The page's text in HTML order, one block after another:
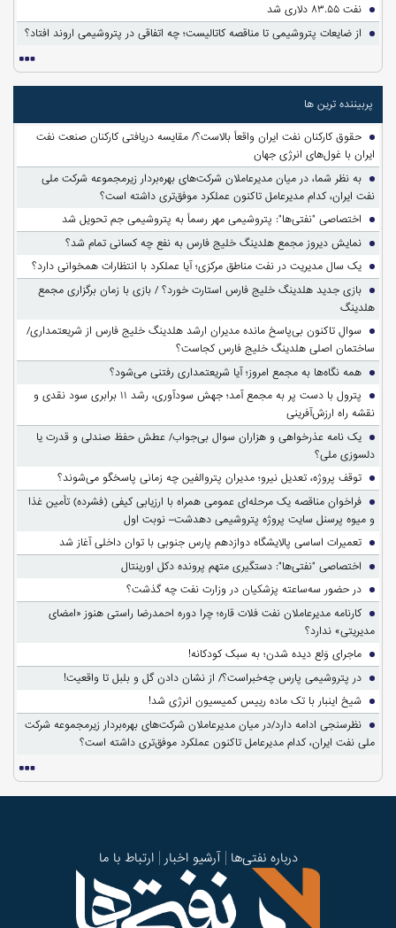
نفت ۸۳.۵۵ دلاری شد
از ضایعات پتروشیمی تا مناقصه کاتالیست؛ چه اتفاقی در پتروشیمی اروند افتاد؟
پربیننده ترین ها
حقوق کارکنان نفت ایران واقعاً بالاست؟/ مقایسه دریافتی کارکنان صنعت نفت
ایران با غول‌های انرژی جهان
به نظر شما، در میان مدیرعاملان شرکت‌های بهره‌بردار زیرمجموعه شرکت ملی
نفت ایران، کدام مدیرعامل تاکنون عملکرد موفق‌تری داشته است؟
اختصاصی "نفتی‌ها": پتروشیمی مهر رسماً به پتروشیمی جم تحویل شد
نمایش دیروز مجمع هلدینگ خلیج فارس به نفع چه کسانی تمام شد؟
یک سال مدیریت در نفت مناطق مرکزی؛ آیا عملکرد با انتظارات همخوانی دارد؟
بازی جدید هلدینگ خلیج فارس استارت خورد؟ / بازی با زمان برگزاری مجمع
هلدینگ
سوالِ تاکنون بی‌پاسخ مانده مدیران ارشد هلدینگ خلیج فارس از شریعتمداری/
ساختمان اصلی هلدینگ خلیج فارس کجاست؟
همه نگاه‌ها به مجمع امروز؛ آیا شریعتمداری رفتنی می‌شود؟
پترول با دست پر به مجمع آمد؛ جهش سودآوری، رشد ۱۱ برابری سود نقدی و
نقشه راه ارزش‌آفرینی
یک نامه عذرخواهی و هزاران سوال بی‌جواب/ عطش حفظ صندلی و قدرت یا
دلسوزی ملی؟
توقف پروژه، تعدیل نیرو؛ مدیران پتروالفین چه زمانی پاسخگو می‌شوند؟
فراخوان مناقصه یک مرحله‌ای عمومی همراه با ارزیابی کیفی (فشرده) تأمین غذا
و میوه پرسنل سایت پروژه پتروشیمی دهدشت– نوبت اول
تعمیرات اساسی پالایشگاه دوازدهم پارس جنوبی با توان داخلی آغاز شد
اختصاصی "نفتی‌ها": دستگیری متهم پرونده دکل اورینتال
در حضور سه‌ساعته پزشکیان در وزارت نفت چه گذشت؟
کارنامه مدیرعاملان نفت فلات قاره؛ چرا دوره احمدرضا راستی هنوز «امضای
مدیریتی» ندارد؟
ماجرای وَلع دیده شدن؛ به سبک کودکانه!
در پتروشیمی پارس چه‌خبراست؟/ از نشان دادن گل و بلبل تا واقعیت!
شیخ اینبار با تک ماده رییس کمیسیون انرژی شد!
نظرسنجی ادامه دارد/در میان مدیرعاملان شرکت‌های بهره‌بردار زیرمجموعه شرکت
ملی نفت ایران، کدام مدیرعامل تاکنون عملکرد موفق‌تری داشته است؟
درباره نفتی‌ها آرشیو اخبار ارتباط با ما